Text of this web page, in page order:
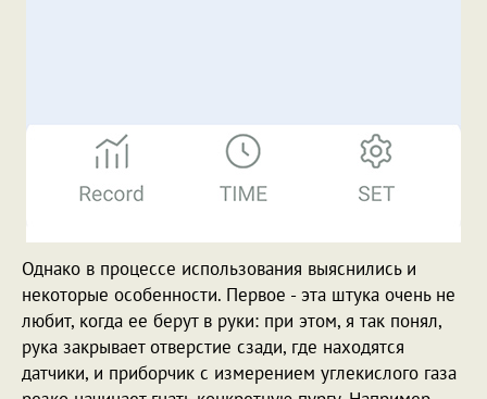
Однако в процессе использования выяснились и
некоторые особенности. Первое - эта штука очень не
любит, когда ее берут в руки: при этом, я так понял,
рука закрывает отверстие сзади, где находятся
датчики, и приборчик с измерением углекислого газа